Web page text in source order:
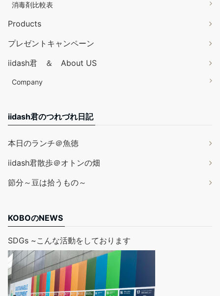
消毒剤比較表
Products
プレゼントキャンペーン
iidash君 ＆ About US
Company
iidash君のつれづれ日記
本日のランチ＠魚徳
iidash君散歩＠オトンの畑
節分～豆は拾うもの～
KOBOのNEWS
SDGs ~こんな活動をしております